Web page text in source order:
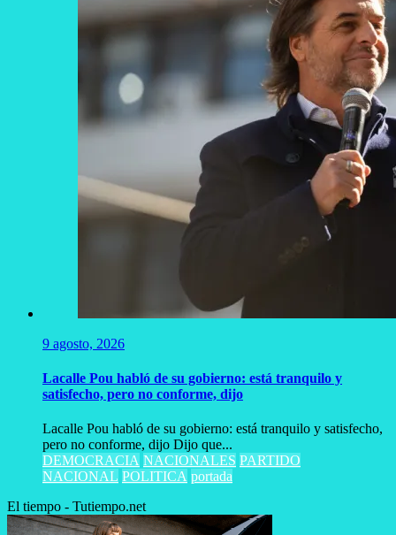
9 agosto, 2026
Lacalle Pou habló de su gobierno: está tranquilo y
satisfecho, pero no conforme, dijo
Lacalle Pou habló de su gobierno: está tranquilo y satisfecho,
pero no conforme, dijo Dijo que...
DEMOCRACIA NACIONALES PARTIDO
NACIONAL POLITICA portada
El tiempo - Tutiempo.net